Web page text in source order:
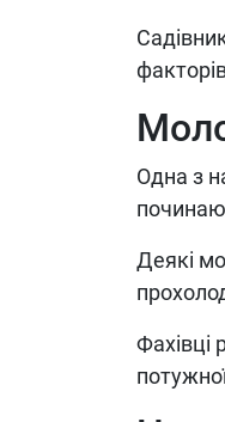
Одна з
Деякі
Фахівці